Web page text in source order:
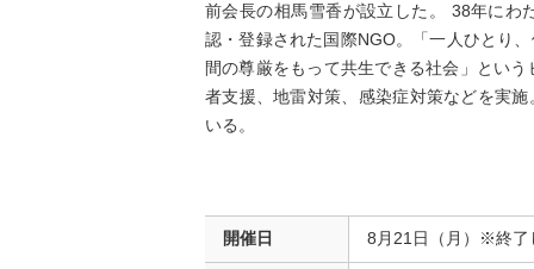
前会長の相馬雪香が設立した。 38年にわ
認・登録された国際NGO。「一人ひとり
間の尊厳をもって共生できる社会」とい
者支援、地雷対策、感染症対策などを実
いる。
開催日 8月21日（月）※終了